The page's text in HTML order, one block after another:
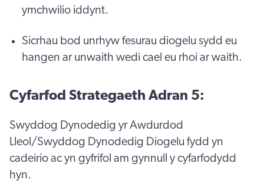
ymchwilio iddynt.
Sicrhau bod unrhyw fesurau diogelu sydd eu
hangen ar unwaith wedi cael eu rhoi ar waith.
Cyfarfod Strategaeth Adran 5:
Swyddog Dynodedig yr Awdurdod
Lleol/Swyddog Dynodedig Diogelu fydd yn
cadeirio ac yn gyfrifol am gynnull y cyfarfodydd
hyn.